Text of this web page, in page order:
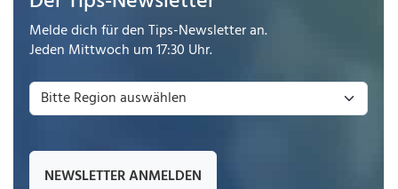
Melde dich für den Tips-Newsletter an.
Jeden Mittwoch um 17:30 Uhr.
NEWSLETTER ANMELDEN